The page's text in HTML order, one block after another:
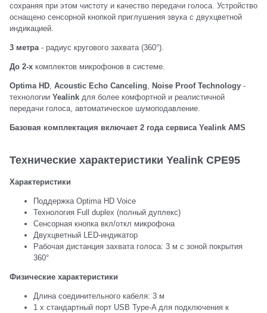
сохраняя при этом чистоту и качество передачи голоса. Устройство
оснащено сенсорной кнопкой приглушения звука с двухцветной
индикацией.
3 метра - радиус кругового захвата (360°).
До 2-х комплектов микрофонов в системе.
Optima HD Acoustic Echo Canceling Noise Proof Technology -
технологии Yealink для более комфортной и реалистичной
передачи голоса, автоматическое шумоподавление.
Базовая комплектация включает 2 года сервиса Yealink AMS
Технические характеристики Yealink CPE95
Характеристики
Поддержка Optima HD Voice
Технология Full duplex (полный дуплекс)
Сенсорная кнопка вкл/откл микрофона
Двухцветный LED-индикатор
Рабочая дистанция захвата голоса: 3 м с зоной покрытия
360°
Физические характеристики
Длина соединительного кабеля: 3 м
1 x стандартный порт USB Type-A для подключения к